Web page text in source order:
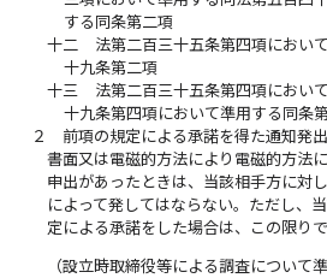
する同条第二項
十二
法第二百三十五条第四項におい
十九条第二項
十三
法第二百三十五条第四項におい
十九条第四項において準用する同条
２
前項の規定による承諾を得た通知発
書面又は電磁的方法により電磁的方法
申出があったときは、当該相手方に対
によって発してはならない。ただし、
定による承諾をした場合は、この限りで
（設立時取締役等による調査について